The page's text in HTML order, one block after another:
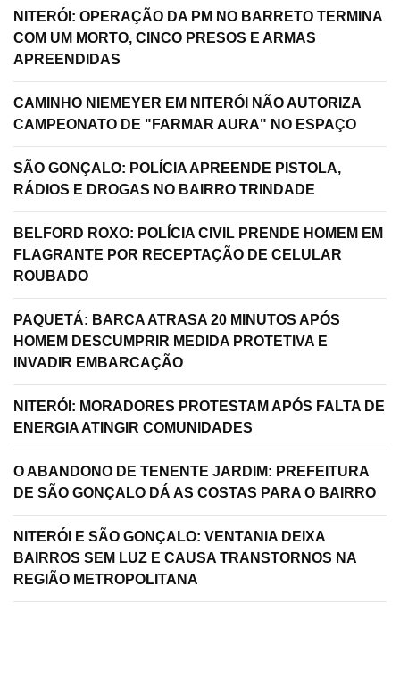
NITERÓI: OPERAÇÃO DA PM NO BARRETO TERMINA
COM UM MORTO, CINCO PRESOS E ARMAS
APREENDIDAS
CAMINHO NIEMEYER EM NITERÓI NÃO AUTORIZA
CAMPEONATO DE "FARMAR AURA" NO ESPAÇO
SÃO GONÇALO: POLÍCIA APREENDE PISTOLA,
RÁDIOS E DROGAS NO BAIRRO TRINDADE
BELFORD ROXO: POLÍCIA CIVIL PRENDE HOMEM EM
FLAGRANTE POR RECEPTAÇÃO DE CELULAR
ROUBADO
PAQUETÁ: BARCA ATRASA 20 MINUTOS APÓS
HOMEM DESCUMPRIR MEDIDA PROTETIVA E
INVADIR EMBARCAÇÃO
NITERÓI: MORADORES PROTESTAM APÓS FALTA DE
ENERGIA ATINGIR COMUNIDADES
O ABANDONO DE TENENTE JARDIM: PREFEITURA
DE SÃO GONÇALO DÁ AS COSTAS PARA O BAIRRO
NITERÓI E SÃO GONÇALO: VENTANIA DEIXA
BAIRROS SEM LUZ E CAUSA TRANSTORNOS NA
REGIÃO METROPOLITANA